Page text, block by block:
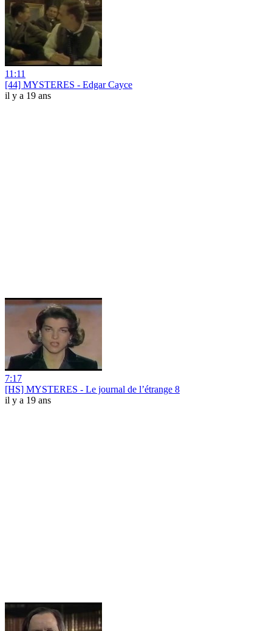
11:11
[44] MYSTERES - Edgar Cayce
il y a 19 ans
7:17
[HS] MYSTERES - Le journal de l’étrange 8
il y a 19 ans